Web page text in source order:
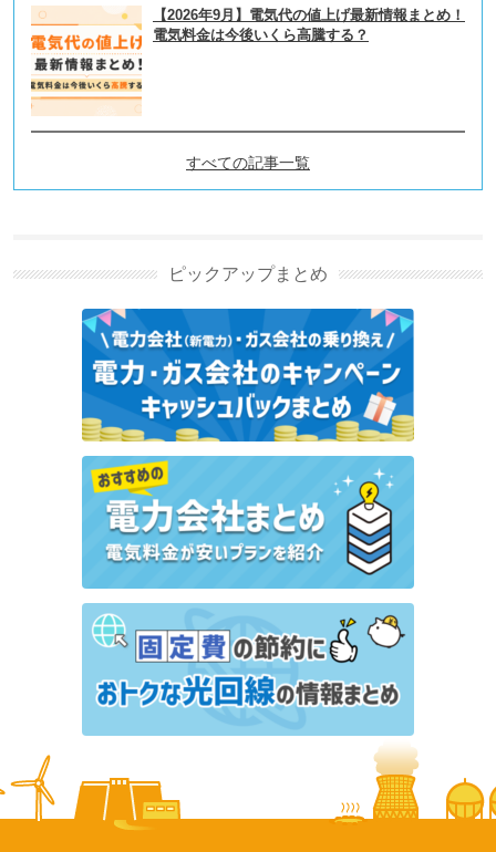
【2026年9月】電気代の値上げ最新情報まとめ！
電気料金は今後いくら高騰する？
すべての記事一覧
比較・交渉の全手順
引越しでやることチェックリスト｜2カ月前〜引越し
後の手続き・準備を時系列で完全ガイド
引越し業者おすすめ5社を比較｜大手業者のサービス
と料金相場を解説
引越しの見積もりは何日前に取る？通常期・繁忙期の
傾向と引越し全体のスケジュールを解説
引越しはいつが安い？料金相場と引越し費用を抑える
ピックアップまとめ